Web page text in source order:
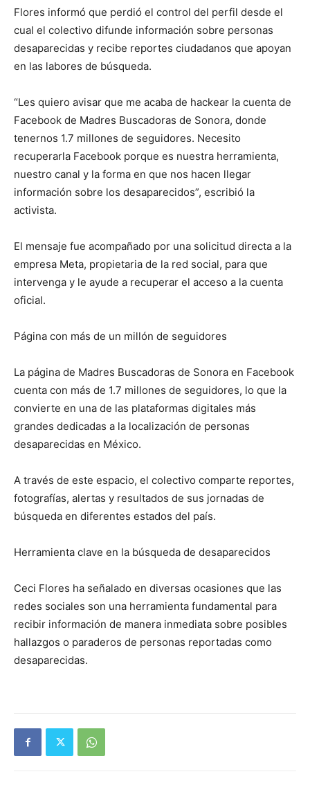
Flores informó que perdió el control del perfil desde el
cual el colectivo difunde información sobre personas
desaparecidas y recibe reportes ciudadanos que apoyan
en las labores de búsqueda.
“Les quiero avisar que me acaba de hackear la cuenta de
Facebook de Madres Buscadoras de Sonora, donde
tenernos 1.7 millones de seguidores. Necesito
recuperarla Facebook porque es nuestra herramienta,
nuestro canal y la forma en que nos hacen llegar
información sobre los desaparecidos”, escribió la
activista.
El mensaje fue acompañado por una solicitud directa a la
empresa Meta, propietaria de la red social, para que
intervenga y le ayude a recuperar el acceso a la cuenta
oficial.
Página con más de un millón de seguidores
La página de Madres Buscadoras de Sonora en Facebook
cuenta con más de 1.7 millones de seguidores, lo que la
convierte en una de las plataformas digitales más
grandes dedicadas a la localización de personas
desaparecidas en México.
A través de este espacio, el colectivo comparte reportes,
fotografías, alertas y resultados de sus jornadas de
búsqueda en diferentes estados del país.
Herramienta clave en la búsqueda de desaparecidos
Ceci Flores ha señalado en diversas ocasiones que las
redes sociales son una herramienta fundamental para
recibir información de manera inmediata sobre posibles
hallazgos o paraderos de personas reportadas como
desaparecidas.